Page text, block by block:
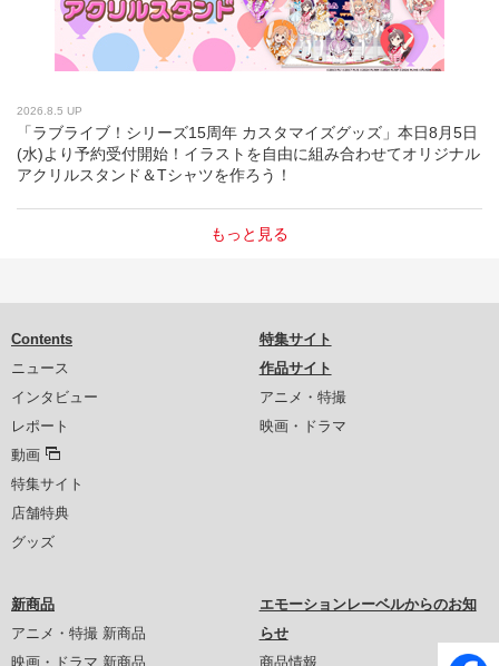
2026.8.5 UP
「ラブライブ！シリーズ15周年 カスタマイズグッズ」本日8月5日
(水)より予約受付開始！イラストを自由に組み合わせてオリジナル
アクリルスタンド＆Tシャツを作ろう！
もっと見る
Contents
ニュース
インタビュー
レポート
動画
特集サイト
店舗特典
グッズ
特集サイト
作品サイト
アニメ・特撮
映画・ドラマ
新商品
アニメ・特撮 新商品
映画・ドラマ 新商品
エモーションレーベルからのお知
らせ
商品情報